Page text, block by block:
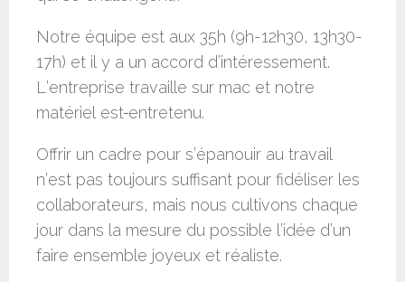
Notre équipe est aux 35h (9h-12h30, 13h30-
17h) et il y a un accord d’intéressement.
L’entreprise travaille sur mac et notre
matériel est entretenu.
Offrir un cadre pour s’épanouir au travail
n’est pas toujours suffisant pour fidéliser les
collaborateurs, mais nous cultivons chaque
jour dans la mesure du possible l’idée d’un
faire ensemble joyeux et réaliste.